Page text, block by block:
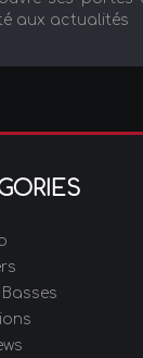
aux actualités